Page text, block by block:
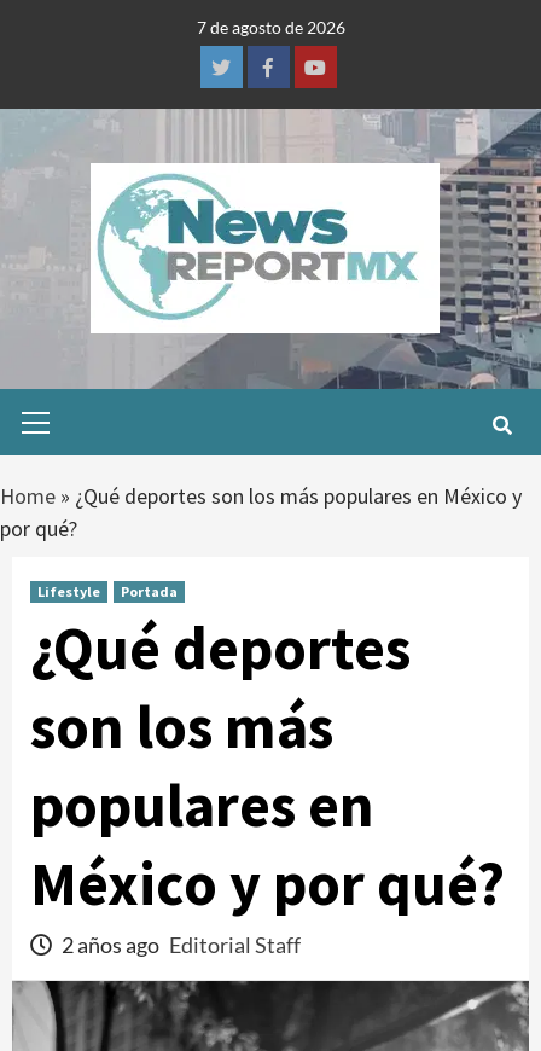
7 de agosto de 2026
TwitterFacebookYoutube
Menu
Home » ¿Qué deportes son los más populares en México y
por qué?
Lifestyle Portada
¿Qué deportes
son los más
populares en
México y por qué?
2 años ago Editorial Staff